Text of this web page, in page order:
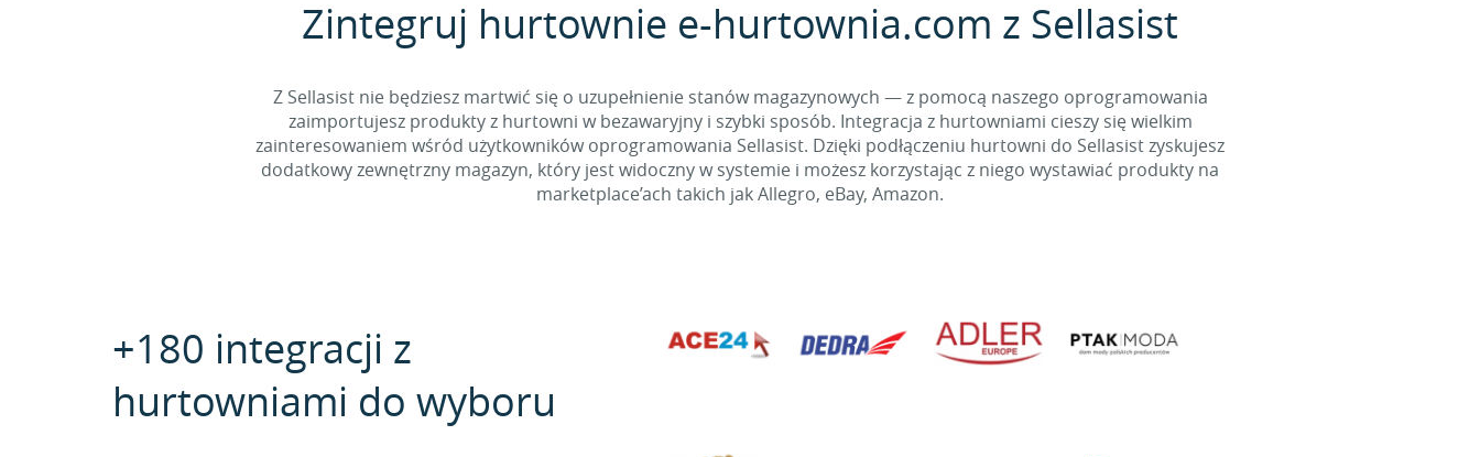
Zintegruj hurtownie e-hurtownia.com z Sellasist
Z Sellasist nie będziesz martwić się o uzupełnienie stanów magazynowych — z pomocą naszego oprogramowania
zaimportujesz produkty z hurtowni w bezawaryjny i szybki sposób. Integracja z hurtowniami cieszy się wielkim
zainteresowaniem wśród użytkowników oprogramowania Sellasist. Dzięki podłączeniu hurtowni do Sellasist zyskujesz
dodatkowy zewnętrzny magazyn, który jest widoczny w systemie i możesz korzystając z niego wystawiać produkty na
marketplace’ach takich jak Allegro, eBay, Amazon.
+180 integracji z
hurtowniami do wyboru